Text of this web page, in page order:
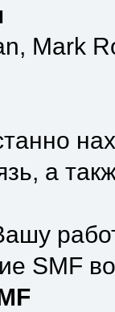
Mark
а
SMF